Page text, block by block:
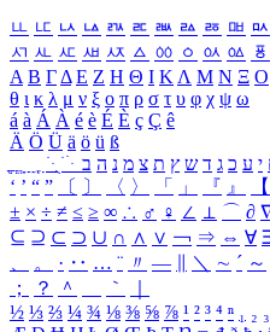
ㅥ ㅦ ㅧ ㅨ ㅩ ㅪ ㅫ ㅬ ㅭ ㅮ ㅯ
ㅺ ㅻ ㅼ ㅽ ㅾ ㅿ ㆀ ㆁ ㆂ ㆃ ㆄ
Α Β ΓΔ Ε Ζ Η Θ Ι ΚΛ Μ Ν Ξ Ο
θ ι κ λ μ ν ξ ο π ρ σ τ υ φ χ ψ ω
á à Á À é è É È ç Ç ê
Ä Ö Ü ä ö ü ß
ִֶֹ ֻּ ׁׂ י ע כ ג ד ש ץ ת צ מ נ ה ב
‘ ’ “ ” 〔 〕 〈 〉 「 」 『 』 【
± × ÷ ≠ ≤ ≥ ∞ ∴ ♂ ♀ ∠ ⊥ ⌒ ∂
⊆ ⊇ ⊂ ⊃ ∪ ∩ ∧ ∨ ￢ ⇒ ⇔ ∀ ∃
、
。 · ‥ … ¨ 〃 ― ＼ ∼ ´ ～
；
？ ＾ ｀
½ ⅓ ⅔ ¼ ¾ ⅛ ⅜ ⅝ ⅞ ¹ ² ³ ⁴ ⁿ ₁ ₂ ₃